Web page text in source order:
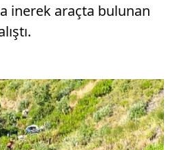
inerek araçta bulunan